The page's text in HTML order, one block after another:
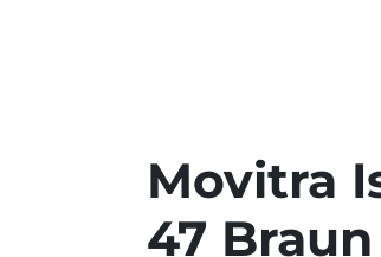
Movitra
47 Braun